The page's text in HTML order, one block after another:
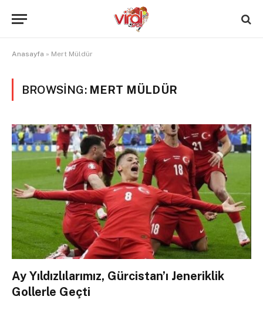
Anasayfa » Mert Müldür
BROWSING: MERT MÜLDÜR
Ay Yıldızlılarımız, Gürcistan’ı Jeneriklik
Gollerle Geçti